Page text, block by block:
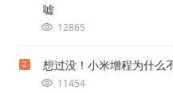
嘘
12865
2 想过没！小米增程为什么
11454